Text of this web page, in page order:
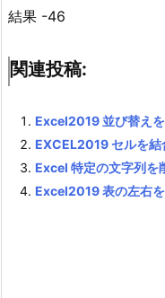
結果 -46
関連投稿:
Excel2019 並び替え
EXCEL2019 セルを
Excel 特定の文字列を
Excel2019 表の左右